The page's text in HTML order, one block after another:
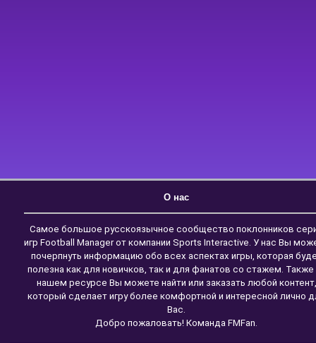
О нас
Самое большое русскоязычное сообщество поклонников
игр Football Manager от компании Sports Interactive. У нас Вы
почерпнуть информацию обо всех аспектах игры, которая
полезна как для новичков, так и для фанатов со стажем. Также
нашем ресурсе Вы можете найти или заказать любой контент,
который сделает игру более комфортной и интересной лично
Вас.
Добро пожаловать! Команда FMFan.